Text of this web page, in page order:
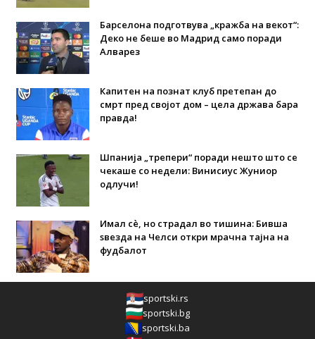
Барселона подготвува „кражба на векот“:
Деко не беше во Мадрид само поради
Алварез
Капитен на познат клуб претепан до
смрт пред својот дом – цела држава бара
правда!
Шпанија „трепери“ поради нешто што се
чекаше со недели: Винисиус Жуниор
одлучи!
Имал сè, но страдал во тишина: Бивша
ѕвезда на Челси откри мрачна тајна на
фудбалот
sportski.rs
sportski.bg
sportski.ba